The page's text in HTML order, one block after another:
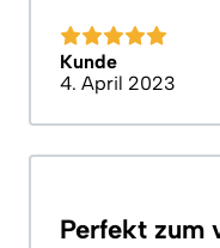
Kunde
4. April 2023
Perfekt zum